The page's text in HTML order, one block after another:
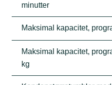
minutter
Maksimal kapacitet,
Maksimal kapacitet,
kg